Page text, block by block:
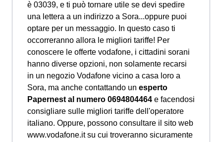
è 03039, e ti può tornare utile se devi spedire
una lettera a un indirizzo a Sora...oppure puoi
optare per un messaggio. In questo caso ti
occorreranno allora le migliori tariffe! Per
conoscere le offerte vodafone, i cittadini sorani
hanno diverse opzioni, non solamente recarsi
in un negozio Vodafone vicino a casa loro a
Sora, ma anche contattando un esperto
Papernest al numero 0694804464 e facendosi
consigliare sulle migliori tariffe dell'operatore
italiano. Oppure, possono consultare il sito web
www.vodafone.it su cui troveranno sicuramente